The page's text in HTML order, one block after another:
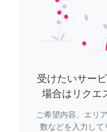
受けたいサー
場合はリクエ
ご希望内容、エリ
数などを入力して